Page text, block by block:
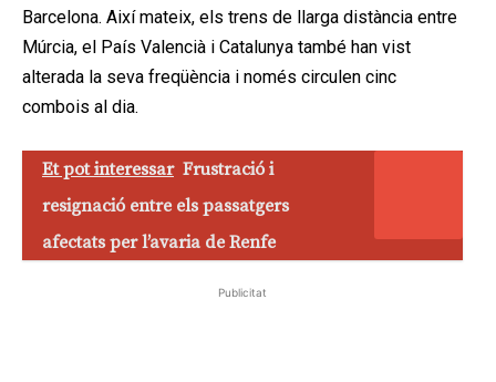
Barcelona. Així mateix, els trens de llarga distància entre
Múrcia, el País Valencià i Catalunya també han vist
alterada la seva freqüència i només circulen cinc
combois al dia.
Et pot interessar Frustració i
resignació entre els passatgers
afectats per l’avaria de Renfe
Publicitat